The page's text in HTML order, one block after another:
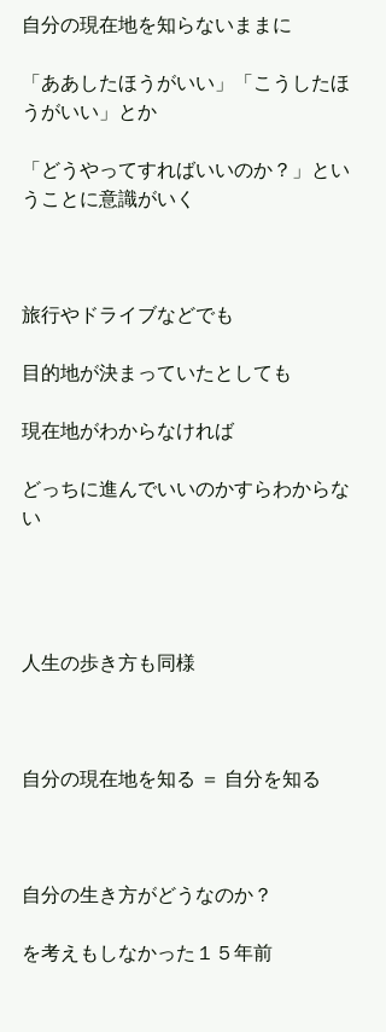
自分の現在地を知らないままに
「ああしたほうがいい」「こうしたほ
うがいい」とか
「どうやってすればいいのか？」とい
うことに意識がいく
旅行やドライブなどでも
目的地が決まっていたとしても
現在地がわからなければ
どっちに進んでいいのかすらわからな
い
人生の歩き方も同様
自分の現在地を知る ＝ 自分を知る
自分の生き方がどうなのか？
を考えもしなかった１５年前